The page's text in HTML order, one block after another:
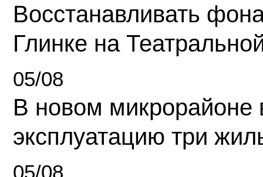
Восстанавливать
Глинке на
05/08
В новом микрорайоне
эксплуатацию три
05/08